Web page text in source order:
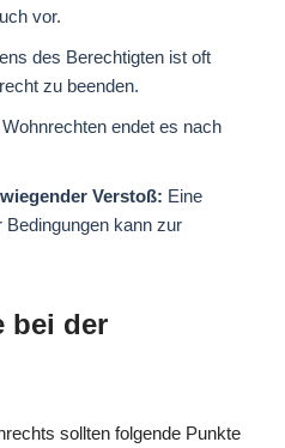
vor.
des Berechtigten ist oft
zu beenden.
endet es nach
Verstoß: Eine
Bedingungen kann zur
bei der
sollten folgende Punkte